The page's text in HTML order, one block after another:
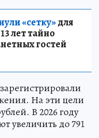
«сетку»для
лет тайно
гостей
На эти цели
В 2026 году
увеличить до 791